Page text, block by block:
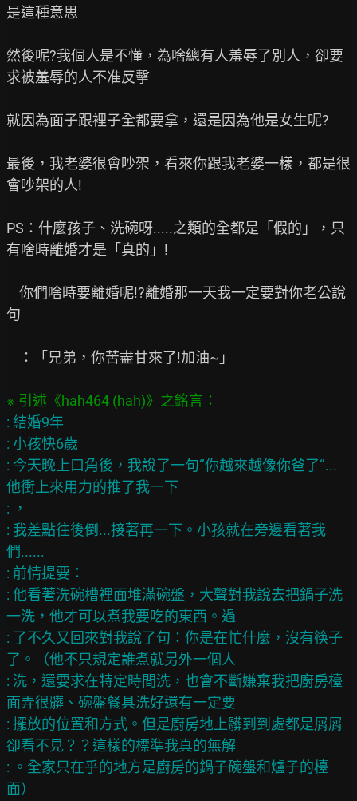
是這種意思
然後呢?我個人是不懂，為啥總有人羞辱了別人，卻要
求被羞辱的人不准反擊
就因為面子跟裡子全都要拿，還是因為他是女生呢?
最後，我老婆很會吵架，看來你跟我老婆一樣，都是很
會吵架的人!
PS：什麼孩子、洗碗呀.....之類的全都是「假的」，只
有啥時離婚才是「真的」!
句
: 結婚9年
: 小孩快6歲
: 今天晚上口角後，我說了一句‘’你越來越像你爸了‘’...
他衝上來用力的推了我一下
: ，
: 我差點往後倒...接著再一下。小孩就在旁邊看著我
們......
: 前情提要：
: 他看著洗碗槽裡面堆滿碗盤，大聲對我說去把鍋子洗
一洗，他才可以煮我要吃的東西。過
: 了不久又回來對我說了句：你是在忙什麼，沒有筷子
了。（他不只規定誰煮就另外一個人
: 洗，還要求在特定時間洗，也會不斷嫌棄我把廚房檯
面弄很髒、碗盤餐具洗好還有一定要
: 擺放的位置和方式。但是廚房地上髒到到處都是屑屑
卻看不見？？這樣的標準我真的無解
: 。全家只在乎的地方是廚房的鍋子碗盤和爐子的檯
面）